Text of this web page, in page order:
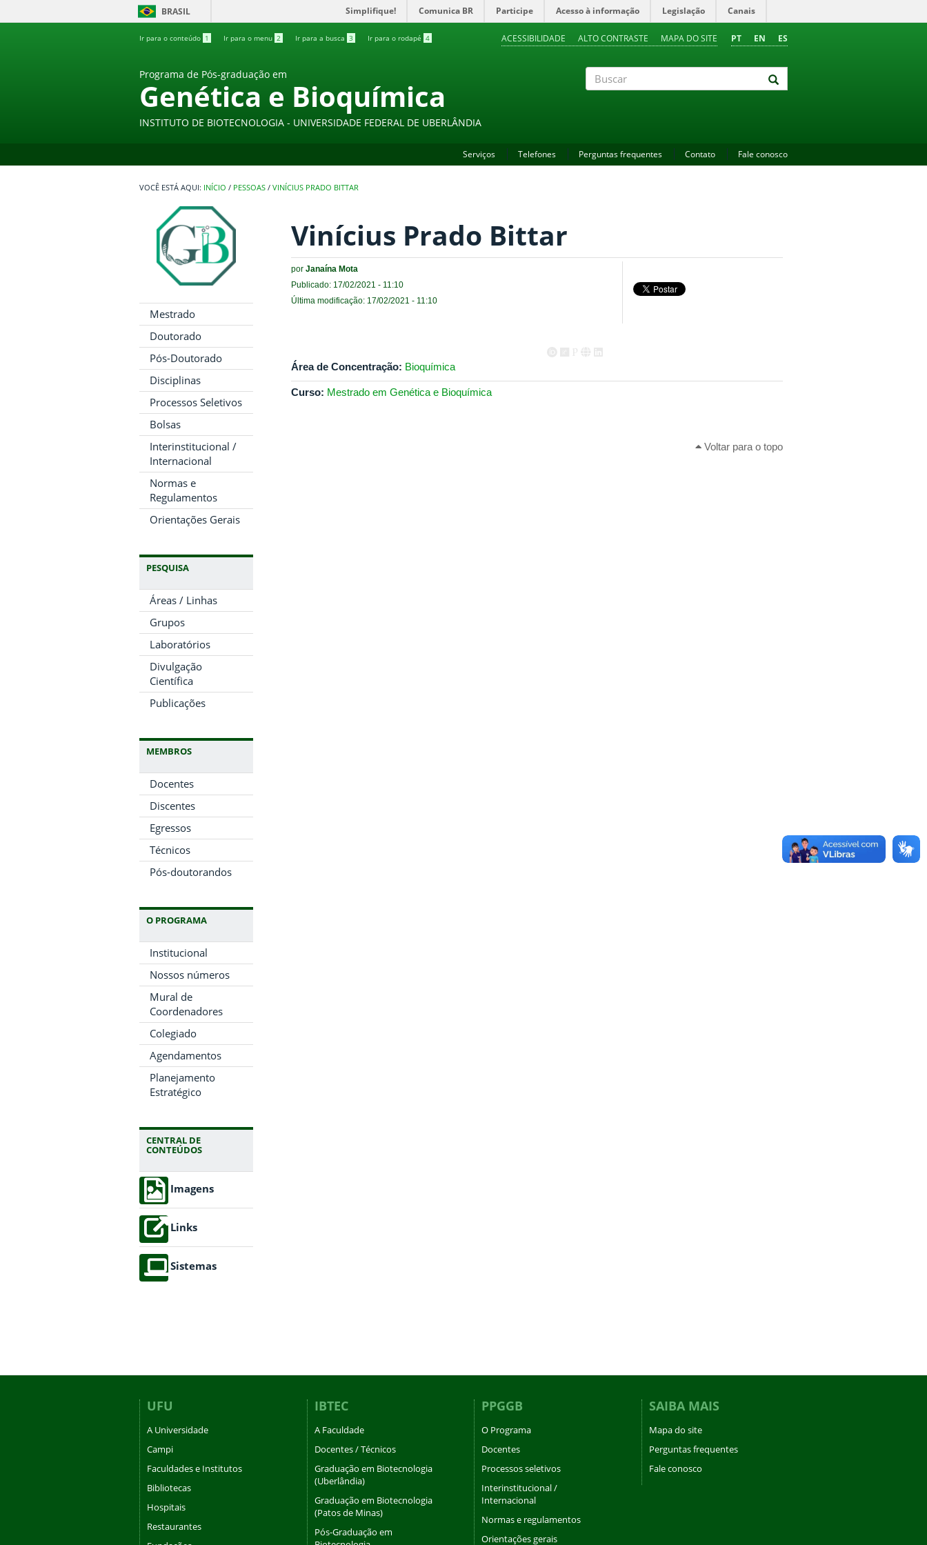
BRASIL Simplifique! Comunica BR Participe Acesso à informação Legislação Canais
Ir para o conteúdo 1 Ir para o menu 2 Ir para a busca 3 Ir para o rodapé 4 PT EN ES
ACESSIBILIDADE ALTO CONTRASTE MAPA DO SITE
Programa de Pós-graduação em
Genética e Bioquímica
INSTITUTO DE BIOTECNOLOGIA - UNIVERSIDADE FEDERAL DE UBERLÂNDIA
Serviços Telefones Perguntas frequentes Contato Fale conosco
INÍCIO / PESSOAS / VINÍCIUS PRADO BITTAR
Mestrado
Doutorado
Pós-Doutorado
Disciplinas
Processos Seletivos
Bolsas
Interinstitucional /
Internacional
Normas e
Regulamentos
Orientações Gerais
PESQUISA
Áreas / Linhas
Grupos
Laboratórios
Divulgação
Científica
Publicações
MEMBROS
Docentes
Discentes
Egressos
Técnicos
Pós-doutorandos
O PROGRAMA
Institucional
Nossos números
Mural de
Coordenadores
Colegiado
Agendamentos
Planejamento
Estratégico
CENTRAL DE
CONTEÚDOS
Imagens
Links
Sistemas
Vinícius Prado Bittar
por Janaína Mota
Publicado: 17/02/2021 - 11:10
Última modificação: 17/02/2021 - 11:10
Área de Concentração: Bioquímica
Curso: Mestrado em Genética e Bioquímica
Voltar para o topo
UFU
A Universidade
Campi
Faculdades e Institutos
Bibliotecas
Hospitais
Restaurantes
IBTEC
A Faculdade
Docentes / Técnicos
Graduação em Biotecnologia
(Uberlândia)
Graduação em Biotecnologia
(Patos de Minas)
Pós-Graduação em
PPGGB
O Programa
Docentes
Processos seletivos
Interinstitucional /
Internacional
Normas e regulamentos
Orientações gerais
SAIBA MAIS
Mapa do site
Perguntas frequentes
Fale conosco